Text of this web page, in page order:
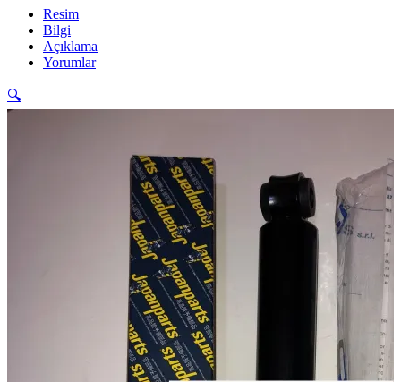
Resim
Bilgi
Açıklama
Yorumlar
🔍